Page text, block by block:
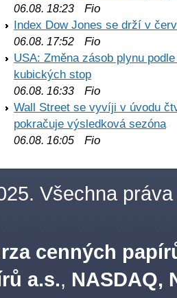
06.08. 18:23 Fio
Index Dow Jones se drží v
06.08. 17:52 Fio
USA: Změna zásob plynu
kubických stop
06.08. 16:33 Fio
Wall Street se vyvíji v úvodu
pokračuje výsledková sezóna
06.08. 16:05 Fio
Všechna práva
cenných
a.s., NASDAQ,